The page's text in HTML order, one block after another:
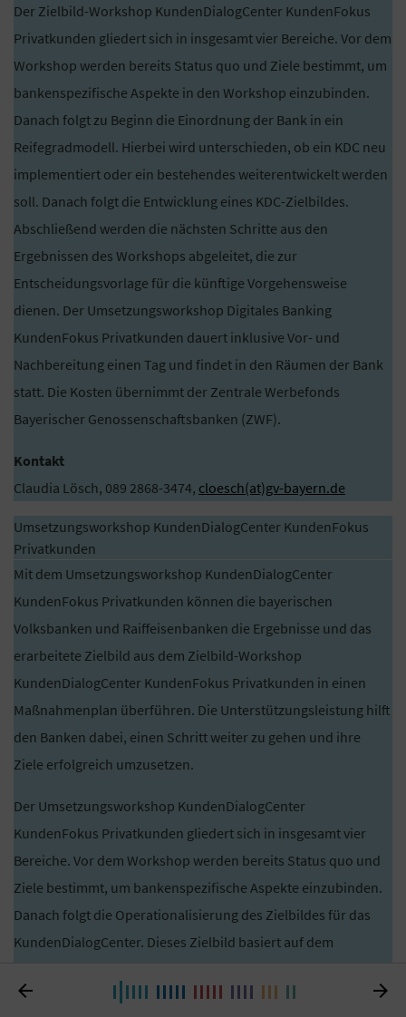
Der Zielbild-Workshop KundenDialogCenter KundenFokus
Privatkunden gliedert sich in insgesamt vier Bereiche. Vor dem
Workshop werden bereits Status quo und Ziele bestimmt, um
bankenspezifische Aspekte in den Workshop einzubinden.
Danach folgt zu Beginn die Einordnung der Bank in ein
Reifegradmodell. Hierbei wird unterschieden, ob ein KDC neu
implementiert oder ein bestehendes weiterentwickelt werden
soll. Danach folgt die Entwicklung eines KDC-Zielbildes.
Abschließend werden die nächsten Schritte aus den
Ergebnissen des Workshops abgeleitet, die zur
Entscheidungsvorlage für die künftige Vorgehensweise
dienen. Der Umsetzungsworkshop Digitales Banking
KundenFokus Privatkunden dauert inklusive Vor- und
Nachbereitung einen Tag und findet in den Räumen der Bank
statt. Die Kosten übernimmt der Zentrale Werbefonds
Bayerischer Genossenschaftsbanken (ZWF).
Kontakt
Claudia Lösch, 089 2868-3474, cloesch(at)gv-bayern.de
Umsetzungsworkshop KundenDialogCenter KundenFokus
Privatkunden
Mit dem Umsetzungsworkshop KundenDialogCenter
KundenFokus Privatkunden können die bayerischen
Volksbanken und Raiffeisenbanken die Ergebnisse und das
erarbeitete Zielbild aus dem Zielbild-Workshop
KundenDialogCenter KundenFokus Privatkunden in einen
Maßnahmenplan überführen. Die Unterstützungsleistung hilft
den Banken dabei, einen Schritt weiter zu gehen und ihre
Ziele erfolgreich umzusetzen.
Der Umsetzungsworkshop KundenDialogCenter
KundenFokus Privatkunden gliedert sich in insgesamt vier
Bereiche. Vor dem Workshop werden bereits Status quo und
Ziele bestimmt, um bankenspezifische Aspekte einzubinden.
Danach folgt die Operationalisierung des Zielbildes für das
KundenDialogCenter. Dieses Zielbild basiert auf dem
Privatkunden. Zum Schluss wird ein Umsetzungsfahrplan zur
 